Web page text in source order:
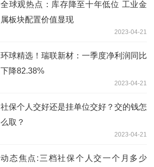
全球观热点：库存降至十年低位 工业金
属板块配置价值显现
2023-04-21
环球精选！瑞联新材：一季度净利润同比
下降82.38%
2023-04-21
社保个人交好还是挂单位交好？交的钱怎
么取？
2023-04-21
动态焦点:三档社保个人交一个月多少